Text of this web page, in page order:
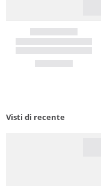
Visti di recente